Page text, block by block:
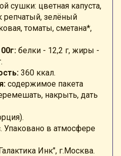
сушки: цветная капуста,
репчатый, зелёный
томаты, сметана*,
белки - 12,2 г, жиры -
360 ккал.
содержимое пакета
накрыть, дать
Упаковано в атмосфере
Инк", г.Москва.